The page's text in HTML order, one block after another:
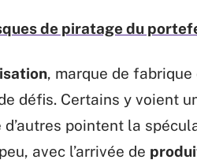
de piratage du
, marque de
défis. Certains y voient
d’autres pointent la
avec l’arrivée de